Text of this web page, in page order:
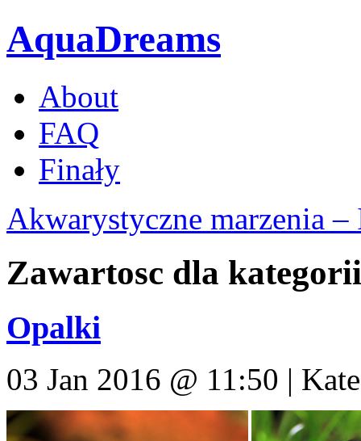
AquaDreams
About
FAQ
Finały
Akwarystyczne marzenia
Zawartosc dla
Opalki
03 Jan 2016 @ 11:50 |